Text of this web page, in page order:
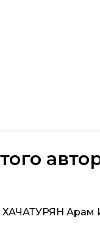
ХАЧАТУРЯН Арам